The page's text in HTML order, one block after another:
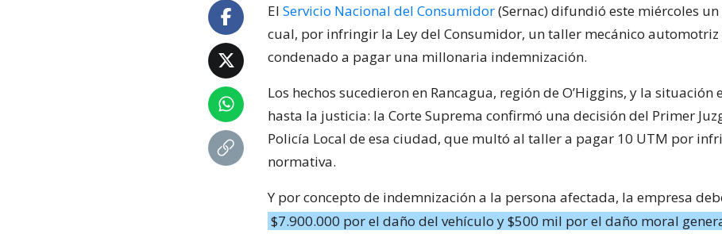
El Servicio Nacional del Consumidor(Sernac) difundió este miércoles un
cual, por infringir la Ley del Consumidor, un taller mecánico
condenado a pagar una millonaria indemnización.
Los hechos sucedieron en Rancagua, región de O’Higgins, y la situación
hasta la justicia: la Corte Suprema confirmó una decisión del Primer
Policía Local de esa ciudad, que multó al taller a pagar 10 UTM por
normativa.
Y por concepto de indemnización a la persona afectada, la empresa
$7.900.000 por el daño del vehículo y $500 mil por el daño moral